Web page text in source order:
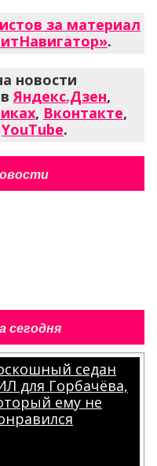
за материал
.
новости
вЯндекс.Дзен,
, Вконтакте,
YouTube.
сегодня
седан
для Горбачёва,
ему не